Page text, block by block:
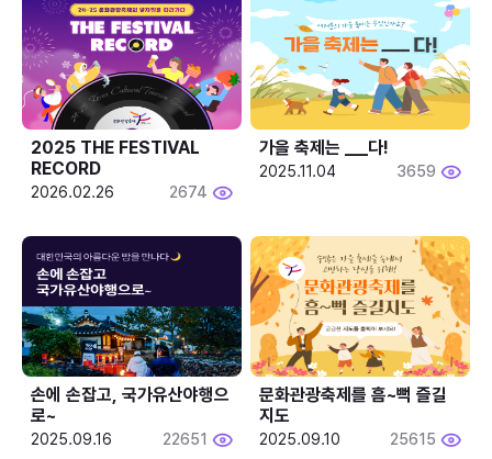
2025 THE FESTIVAL
RECORD
2026.02.26 2674
2025.11.04 3659
손에 손잡고, 국가유산야행으
로~
2025.09.16 22651
문화관광축제를 흠~뻑 즐길
지도
2025.09.10 25615